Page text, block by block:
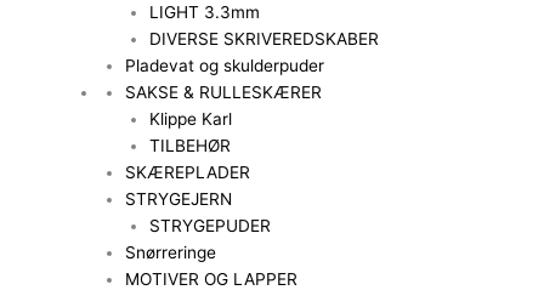
LIGHT 3.3mm
DIVERSE SKRIVEREDSKABER
Pladevat og skulderpuder
SAKSE & RULLESKÆRER
Klippe Karl
TILBEHØR
SKÆREPLADER
STRYGEJERN
STRYGEPUDER
Snørreringe
MOTIVER OG LAPPER